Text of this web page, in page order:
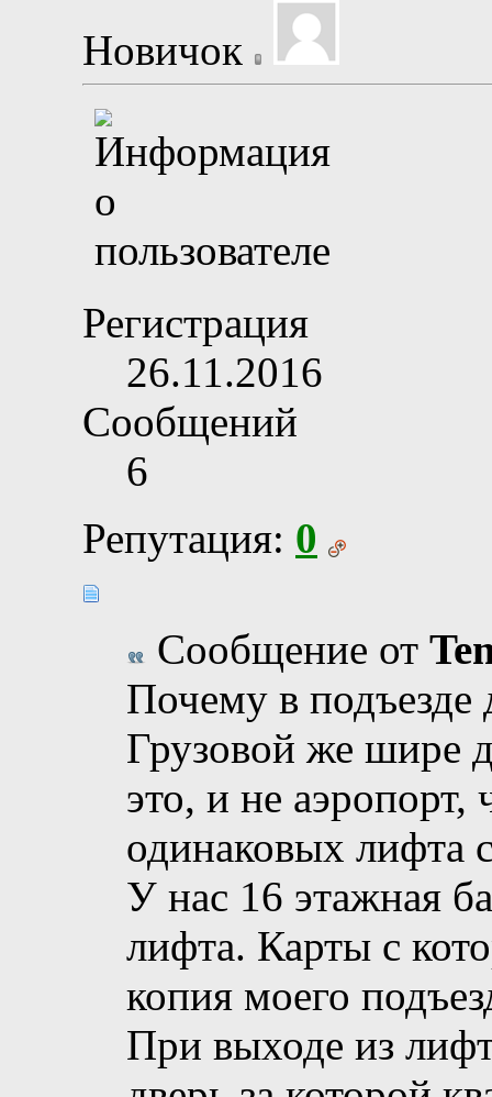
Новичок
Регистрация
26.11.2016
Сообщений
6
Репутация: 0
Сообщение от
Почему в подъезде
Грузовой же шире
это, и не
одинаковых лифта
У нас 16 этажная
лифта. Карты с
копия моего
При выходе из